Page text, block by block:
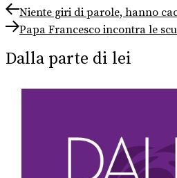
Navigazione
articoli
Previous
post:
Niente giri di parole, hanno
Next
post:
Papa Francesco incontra le
Dalla parte di lei